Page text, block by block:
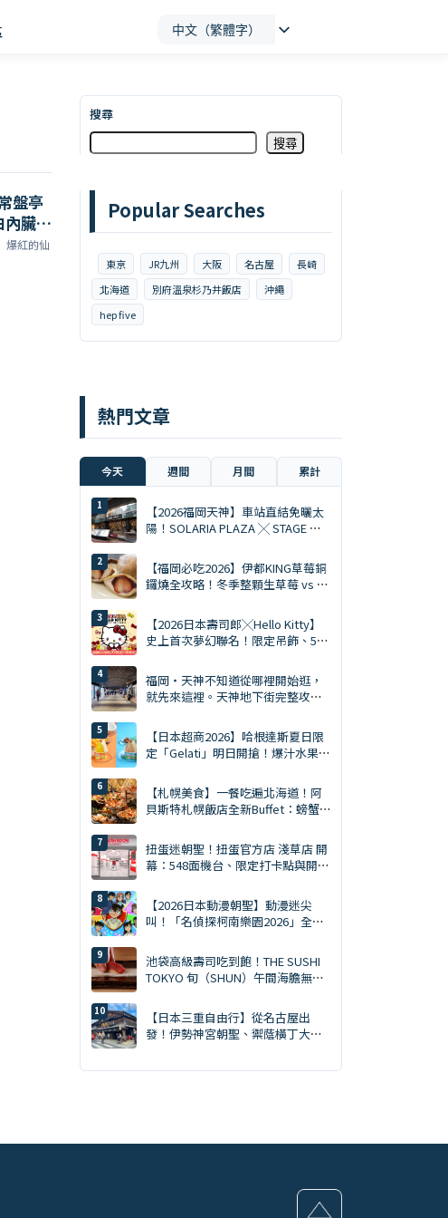
中文（繁體字）
盤亭
內臟吃
爆紅的仙
搜尋
搜尋
Popular Searches
東京 JR九州 大阪 名古屋
長崎
北海道
別府溫泉杉乃井飯店
沖繩
hep five
熱門文章
今天 週間 月間 累計
【2026福岡天神】車站直結免曬太
陽！SOLARIA PLAZA ╳ STAGE 必
【福岡必吃2026】伊都KING草莓銅
鑼燒全攻略！冬季整顆生草莓 vs 夏
【2026日本壽司郎╳Hello Kitty】
史上首次夢幻聯名！限定吊飾、5%
福岡・天神不知道從哪裡開始逛，
就先來這裡。天神地下街完整攻略
【日本超商2026】哈根達斯夏日限
定「Gelati」明日開搶！爆汁水果、
【札幌美食】一餐吃遍北海道！阿
貝斯特札幌飯店全新Buffet：螃蟹
湯咖哩
扭蛋迷朝聖！扭蛋官方店 淺草店 開
幕：548面機台、限定打卡點與開幕
【2026日本動漫朝聖】動漫迷尖
叫！「名偵探柯南樂園2026」全日
色拍照會、交通預約懶人包
池袋高級壽司吃到飽！THE SUSHI
TOKYO 旬（SHUN）午間海膽無限
【日本三重自由行】從名古屋出
發！伊勢神宮朝聖、禦蔭橫丁大啖